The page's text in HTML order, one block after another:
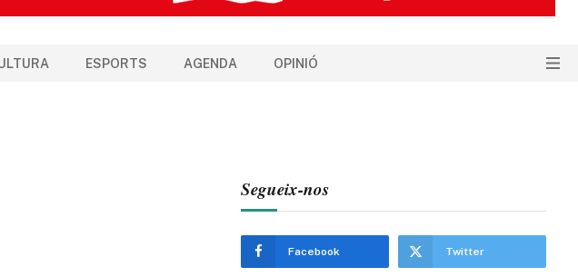
ESPORTS AGENDA OPINIÓ
Segueix-nos
Facebook Twitter